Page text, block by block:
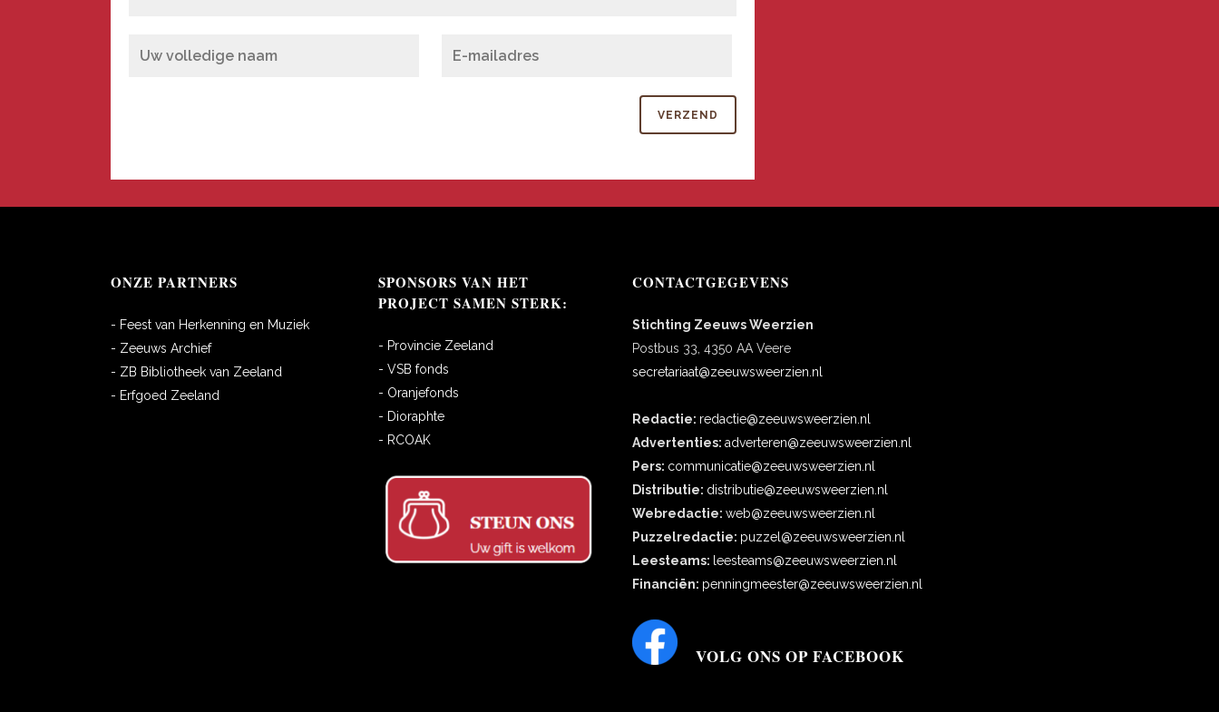
ONZE PARTNERS
- Feest van Herkenning en Muziek
- Zeeuws Archief
- ZB Bibliotheek van Zeeland
- Erfgoed Zeeland
SPONSORS VAN HET
PROJECT SAMEN STERK:
- Provincie Zeeland
- VSB fonds
- Oranjefonds
- Dioraphte
- RCOAK
CONTACTGEGEVENS
Stichting Zeeuws Weerzien
Postbus 33, 4350 AA Veere
secretariaat@zeeuwsweerzien.nl
Redactie: redactie@zeeuwsweerzien.nl
Advertenties: adverteren@zeeuwsweerzien.nl
Pers: communicatie@zeeuwsweerzien.nl
Distributie: distributie@zeeuwsweerzien.nl
Webredactie: web@zeeuwsweerzien.nl
Puzzelredactie: puzzel@zeeuwsweerzien.nl
Leesteams: leesteams@zeeuwsweerzien.nl
Financiën: penningmeester@zeeuwsweerzien.nl
VOLG ONS OP FACEBOOK